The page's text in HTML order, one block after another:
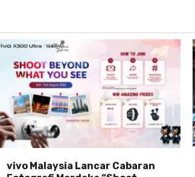
vivo Malaysia Lancar Cabaran